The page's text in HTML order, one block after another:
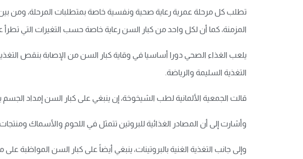
تطلب كل مرحلة عمرية رعاية صحية ونفسية خاصة بمتطلبات المرحلة، ومن بين
المزمنة، كما أن لكل واحد من كبار السن رعاية خاصة حسب التغيرات التي تطرأ
يلعب الغذاء الصحي دورا أساسيا في وقاية كبار السن من الإصابة بنقص
التغذية السليمة والرياضة.
قالت الجمعية الألمانية لطب الشيخوخة، إن ينبغي على كبار السن إمداد الجسم
وأشارت إلى أن المصادر الغذائية للبروتين تتمثل في اللحوم والأسماك
وإلى جانب التغذية الغنية بالبروتينات، ينبغي أيضاً على كبار السن المواظبة